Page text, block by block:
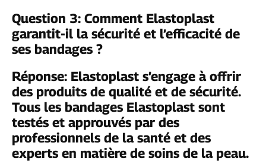
Question 3: Comment Elastoplast
garantit-il la sécurité et l’efficacité de
ses bandages ?
Réponse: Elastoplast s’engage à offrir
des produits de qualité et de sécurité.
Tous les bandages Elastoplast sont
testés et approuvés par des
professionnels de la santé et des
experts en matière de soins de la peau.